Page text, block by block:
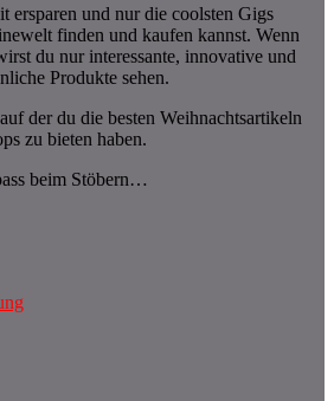
ersparen und nur die coolsten Gigs
finden und kaufen kannst. Wenn
du nur interessante, innovative und
Produkte sehen.
der du die besten Weihnachtsartikeln
zu bieten haben.
beim Stöbern…